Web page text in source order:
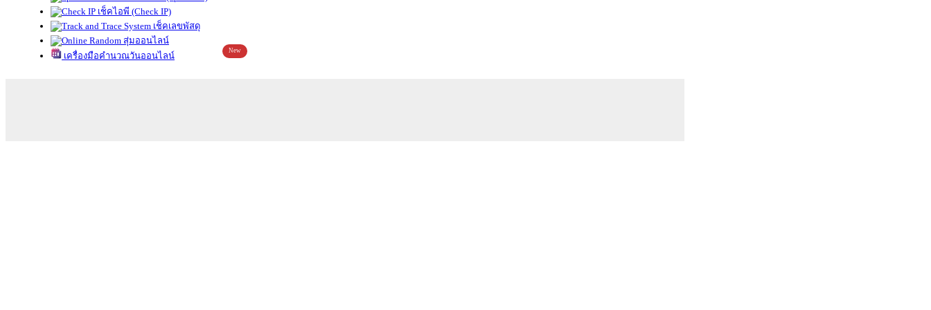
เช็คไอพี (Check IP)
เช็คเลขพัสดุ
สุ่มออนไลน์
เครื่องมือคำนวณวันออนไลน์
New